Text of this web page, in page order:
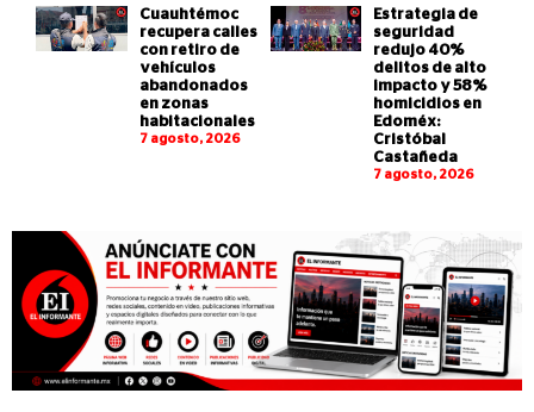
Cuauhtémoc
recupera calles
con retiro de
vehículos
abandonados
en zonas
habitacionales
7 agosto, 2026
Estrategia de
seguridad
redujo 40%
delitos de alto
impacto y 58%
homicidios en
Edoméx:
Cristóbal
Castañeda
7 agosto, 2026